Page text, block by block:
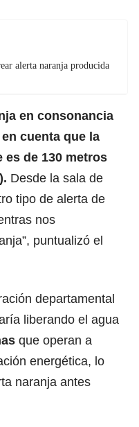
alerta naranja producida
en consonancia
cuenta que la
es de 130 metros
Desde la sala de
tipo de alerta de
nos
puntualizó el
departamental
liberando el agua
que operan a
energética, lo
naranja antes